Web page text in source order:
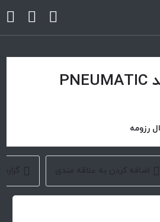
درخواست خرید PNEUMATIC
رزومه
اضافه کردن به علاقه مندی